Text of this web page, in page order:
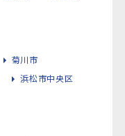
菊川市
浜松市中央区